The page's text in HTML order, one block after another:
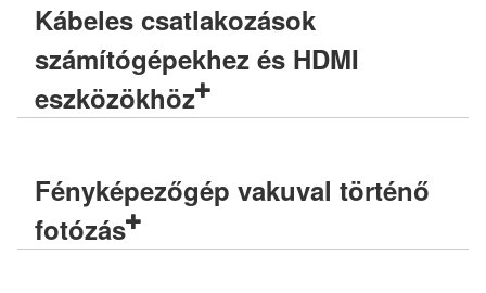
Kábeles csatlakozások
számítógépekhez és HDMI
eszközökhöz
Fényképezőgép vakuval történő
fotózás